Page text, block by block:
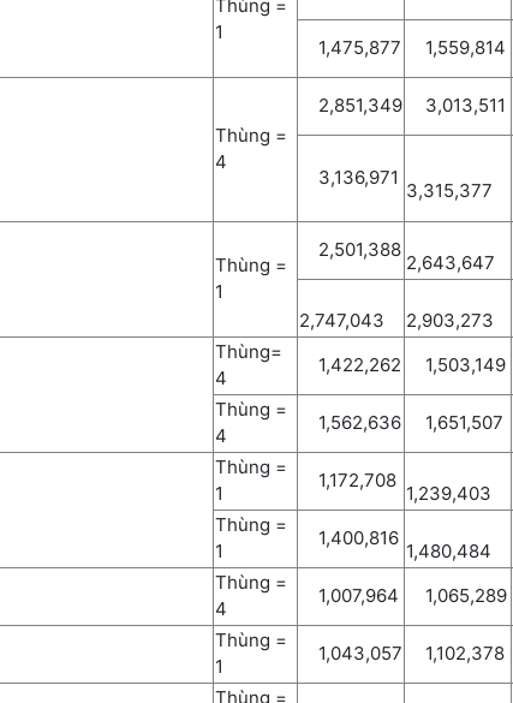
Thùng =
1
1,475,877 1,559,814
Thùng =
4
2,851,349 3,013,511
3,136,971
3,315,377
Thùng =
1
2,501,388
2,643,647
2,747,043 2,903,273
Thùng=
4
1,422,262 1,503,149
Thùng =
4
1,562,636 1,651,507
Thùng =
1
1,172,708
1,239,403
Thùng =
1
1,400,816
1,480,484
Thùng =
4
1,007,964 1,065,289
Thùng =
1
1,043,057 1,102,378
Thùng =